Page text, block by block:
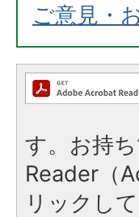
ご意見・
す。お持
Reader（
リックし